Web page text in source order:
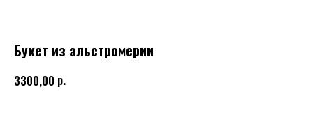
Букет из альстромерии
3300,00 р.